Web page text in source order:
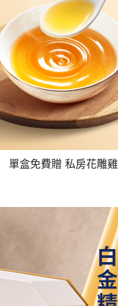
單盒免費贈 私房花雕雞